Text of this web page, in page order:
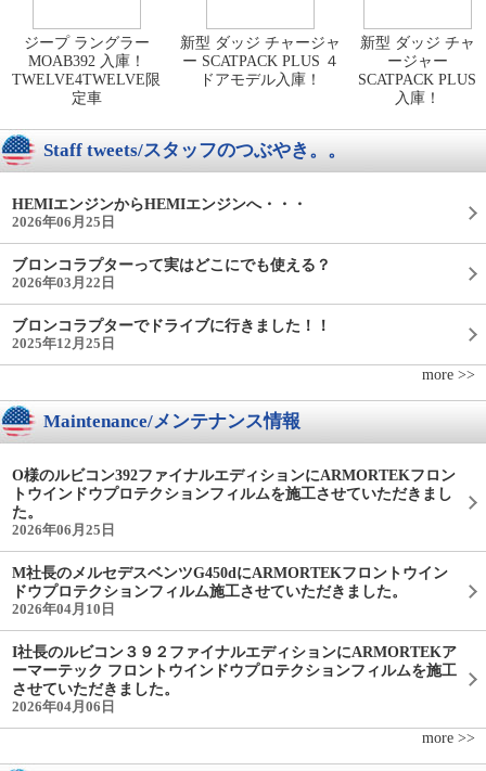
ジープ ラングラー
MOAB392 入庫！
TWELVE4TWELVE限
定車
新型 ダッジ チャージャ
ー SCATPACK PLUS ４
ドアモデル入庫！
新型 ダッジ チャ
ージャー
SCATPACK PLUS
入庫！
Staff tweets/スタッフのつぶやき。。
HEMIエンジンからHEMIエンジンへ・・・
2026年06月25日
ブロンコラプターって実はどこにでも使える？
2026年03月22日
ブロンコラプターでドライブに行きました！！
2025年12月25日
more >>
Maintenance/メンテナンス情報
O様のルビコン392ファイナルエディションにARMORTEKフロン
トウインドウプロテクションフィルムを施工させていただきまし
た。
2026年06月25日
M社長のメルセデスベンツG450dにARMORTEKフロントウイン
ドウプロテクションフィルム施工させていただきました。
2026年04月10日
I社長のルビコン３９２ファイナルエディションにARMORTEKア
ーマーテック フロントウインドウプロテクションフィルムを施工
させていただきました。
2026年04月06日
more >>